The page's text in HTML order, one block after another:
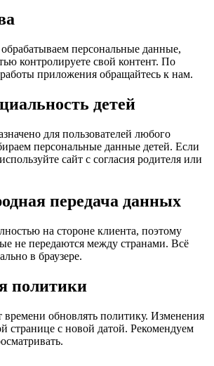
персональные данные,
контролируете свой контент. По
приложения обращайтесь к нам.
детей
для пользователей любого
персональные данные детей. Если
сайт с согласия родителя или
передача данных
на стороне клиента, поэтому
не передаются между странами. Всё
в браузере.
политики
обновлять политику. Изменения
странице с новой датой. Рекомендуем